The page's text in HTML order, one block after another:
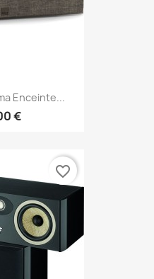
Enceinte...
€
favorite_border